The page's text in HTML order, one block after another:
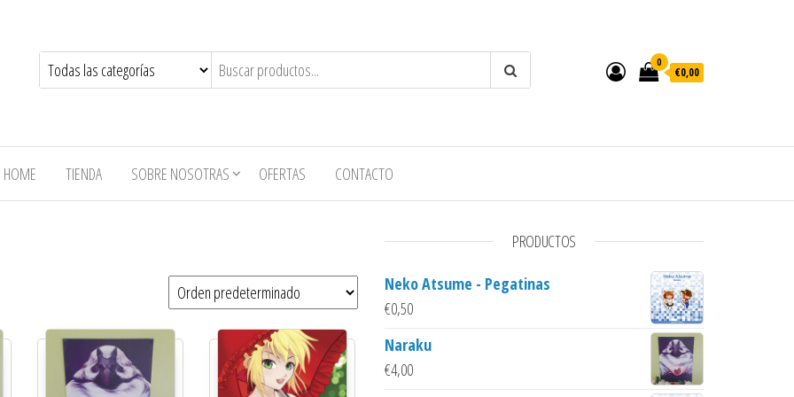
0
€0,00
HOME TIENDA SOBRE NOSOTRAS OFERTAS CONTACTO
PRODUCTOS
Neko Atsume - Pegatinas
€0,50
Naraku
€4,00